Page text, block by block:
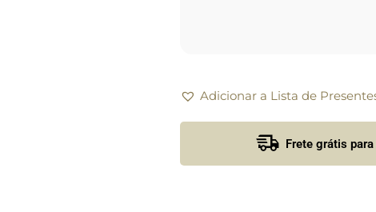
Adicionar a Lista de
Frete grátis